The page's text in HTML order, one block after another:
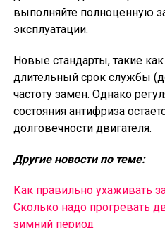
выполняйте полноценную
эксплуатации.
Новые стандарты, такие
длительный срок службы
частоту замен. Однако
состояния антифриза
долговечности двигателя.
Другие новости по теме:
Как правильно ухаживать
Сколько надо прогревать
зимний период